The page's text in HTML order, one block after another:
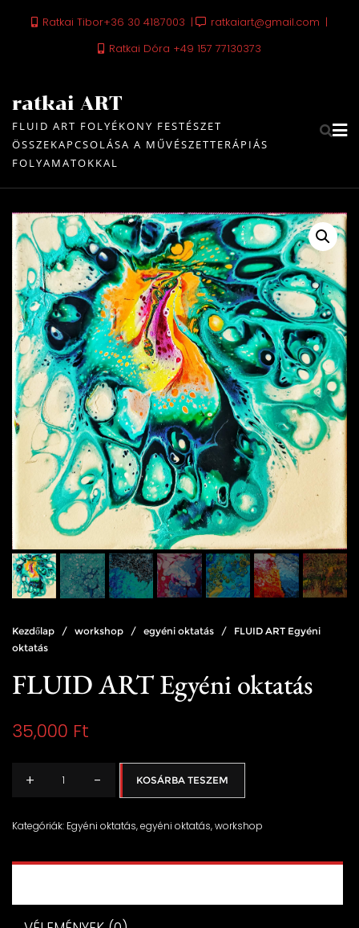
Ratkai Tibor+36 30 4187003
ratkaiart@gmail.com
Ratkai Dóra +49 157 77130373
ratkai ART
FLUID ART FOLYÉKONY FESTÉSZET
ÖSSZEKAPCSOLÁSA A MŰVÉSZETTERÁPIÁS
FOLYAMATOKKAL
Kezdőlap / workshop / egyéni oktatás / FLUID ART Egyéni
oktatás
FLUID ART Egyéni oktatás
35,000 Ft
+
FLUID
Egyéni
- KOSÁRBA TESZEM
Kategóriák: Egyéni oktatás,egyéni oktatás,workshop